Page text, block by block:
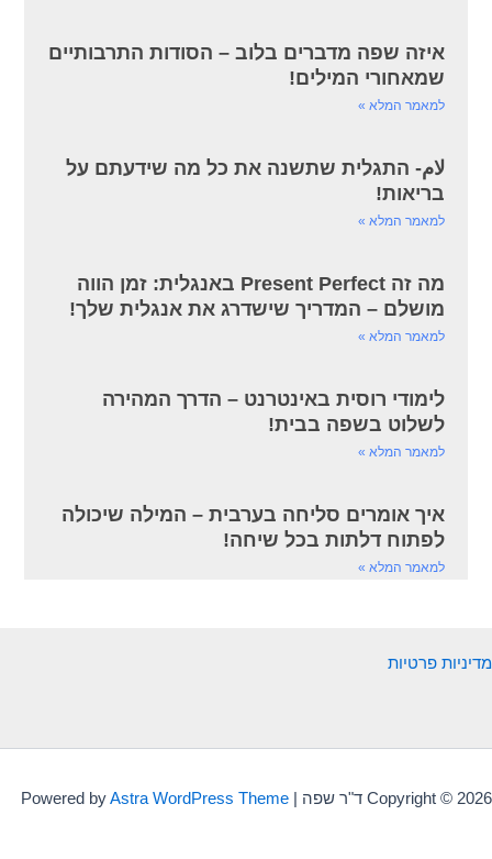
איזה שפה מדברים בלוב – הסודות התרבותיים
שמאחורי המילים!
למאמר המלא »
لام- התגלית שתשנה את כל מה שידעתם על
בריאות!
למאמר המלא »
מה זה Present Perfect באנגלית: זמן הווה
מושלם – המדריך שישדרג את אנגלית שלך!
למאמר המלא »
לימודי רוסית באינטרנט – הדרך המהירה
לשלוט בשפה בבית!
למאמר המלא »
איך אומרים סליחה בערבית – המילה שיכולה
לפתוח דלתות בכל שיחה!
למאמר המלא »
מדיניות פרטיות
Copyright © 2026 ד"ר שפה | Powered by Astra WordPress Theme